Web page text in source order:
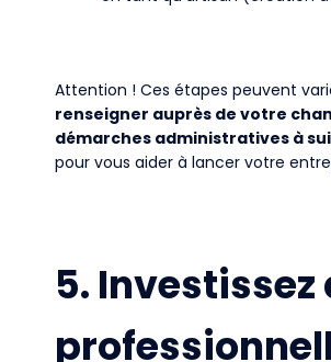
Attention ! Ces étapes peuvent
renseigner auprès de votre
démarches administratives à
pour vous aider à lancer votre
5.